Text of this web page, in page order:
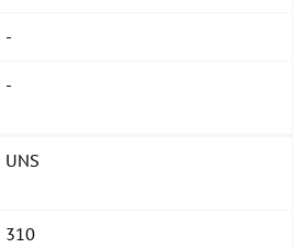
-
-
UNS
310